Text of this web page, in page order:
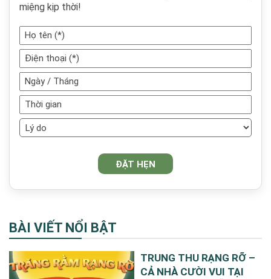
miệng kịp thời!
BÀI VIẾT NỔI BẬT
TRUNG THU RẠNG RỠ –
CẢ NHÀ CƯỜI VUI TẠI